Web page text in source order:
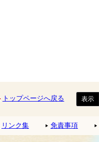
トップページへ戻る 表示
リンク集 免責事項